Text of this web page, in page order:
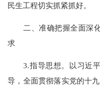
民生工程切实抓紧抓好。
二、准确把握全面深化
求
3.指导思想。以习近平
导，全面贯彻落实党的十